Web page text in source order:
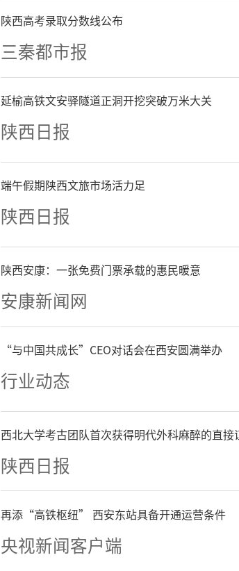
中明确的重点任务落
潜力，为全省经济高
实支撑。”省发展改
（记者 杨晓梅）
来源：陕西日报
陕西高考录取分数线公布
三秦都市报
延榆高铁文安驿隧道正洞开挖突破万米大关
陕西日报
端午假期陕西文旅市场活力足
陕西日报
陕西安康：一张免费门票承载的惠民暖意
安康新闻网
“与中国共成长”CEO对话会在西安圆满举办
行业动态
西北大学考古团队首次获得明代外科麻醉的直接
陕西日报
再添“高铁枢纽” 西安东站具备开通运营条件
央视新闻客户端